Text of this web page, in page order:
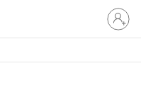
Vpišite
se
v
račun